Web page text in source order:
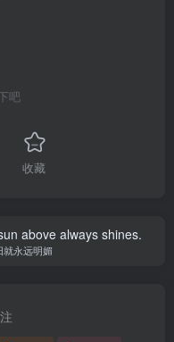
吧
收藏
above always shines.
永远明媚